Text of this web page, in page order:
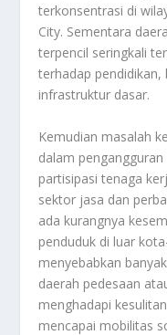
terkonsentrasi di
City. Sementara
terpencil seringkali
terhadap pendidikan,
infrastruktur dasar.
Kemudian masalah
dalam
partisipasi tenaga
sektor jasa dan
ada kurangnya
penduduk di luar
menyebabkan
daerah pedesaan
menghadapi
mencapai mobilitas